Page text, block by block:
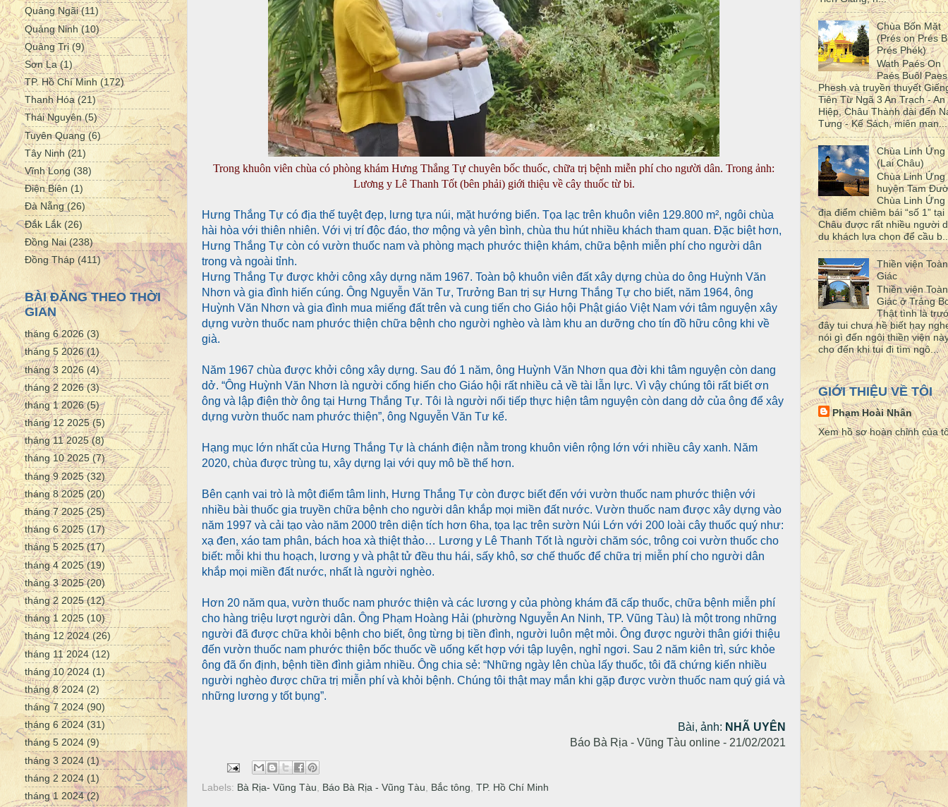
Trong khuôn viên chùa có phòng khám Hưng Thắng Tự chuyên bốc thuốc, chữa trị bệnh miễn phí cho người dân. Trong ảnh:
Lương y Lê Thanh Tốt (bên phải) giới thiệu về cây thuốc từ bi.
Hưng Thắng Tự có địa thế tuyệt đẹp, lưng tựa núi, mặt hướng biển. Tọa lạc trên khuôn viên 129.800 m², ngôi chùa
hài hòa với thiên nhiên. Với vị trí độc đáo, thơ mộng và yên bình, chùa thu hút nhiều khách tham quan. Đặc biệt hơn,
Hưng Thắng Tự còn có vườn thuốc nam và phòng mạch phước thiện khám, chữa bệnh miễn phí cho người dân
trong và ngoài tỉnh.
Hưng Thắng Tự được khởi công xây dựng năm 1967. Toàn bộ khuôn viên đất xây dựng chùa do ông Huỳnh Văn
Nhơn và gia đình hiến cúng. Ông Nguyễn Văn Tư, Trưởng Ban trị sự Hưng Thắng Tự cho biết, năm 1964, ông
Huỳnh Văn Nhơn và gia đình mua miếng đất trên và cung tiến cho Giáo hội Phật giáo Việt Nam với tâm nguyện xây
dựng vườn thuốc nam phước thiện chữa bệnh cho người nghèo và làm khu an dưỡng cho tín đồ hữu công khi về
già.
Năm 1967 chùa được khởi công xây dựng. Sau đó 1 năm, ông Huỳnh Văn Nhơn qua đời khi tâm nguyện còn dang
dở. “Ông Huỳnh Văn Nhơn là người cống hiến cho Giáo hội rất nhiều cả về tài lẫn lực. Vì vậy chúng tôi rất biết ơn
ông và lập điện thờ ông tại Hưng Thắng Tự. Tôi là người nối tiếp thực hiện tâm nguyện còn dang dở của ông để xây
dựng vườn thuốc nam phước thiện”, ông Nguyễn Văn Tư kể.
Hạng mục lớn nhất của Hưng Thắng Tự là chánh điện nằm trong khuôn viên rộng lớn với nhiều cây xanh. Năm
2020, chùa được trùng tu, xây dựng lại với quy mô bề thế hơn.
Bên cạnh vai trò là một điểm tâm linh, Hưng Thắng Tự còn được biết đến với vườn thuốc nam phước thiện với
nhiều bài thuốc gia truyền chữa bệnh cho người dân khắp mọi miền đất nước. Vườn thuốc nam được xây dựng vào
năm 1997 và cải tạo vào năm 2000 trên diện tích hơn 6ha, tọa lạc trên sườn Núi Lớn với 200 loài cây thuốc quý như:
xạ đen, xáo tam phân, bách hoa xà thiệt thảo… Lương y Lê Thanh Tốt là người chăm sóc, trông coi vườn thuốc cho
biết: mỗi khi thu hoạch, lương y và phật tử đều thu hái, sấy khô, sơ chế thuốc để chữa trị miễn phí cho người dân
khắp mọi miền đất nước, nhất là người nghèo.
Hơn 20 năm qua, vườn thuốc nam phước thiện và các lương y của phòng khám đã cấp thuốc, chữa bệnh miễn phí
cho hàng triệu lượt người dân. Ông Phạm Hoàng Hải (phường Nguyễn An Ninh, TP. Vũng Tàu) là một trong những
người đã được chữa khỏi bệnh cho biết, ông từng bị tiền đình, người luôn mệt mỏi. Ông được người thân giới thiệu
đến vườn thuốc nam phước thiện bốc thuốc về uống kết hợp với tập luyện, nghỉ ngơi. Sau 2 năm kiên trì, sức khỏe
ông đã ổn định, bệnh tiền đình giảm nhiều. Ông chia sẻ: “Những ngày lên chùa lấy thuốc, tôi đã chứng kiến nhiều
người nghèo được chữa trị miễn phí và khỏi bệnh. Chúng tôi thật may mắn khi gặp được vườn thuốc nam quý giá và
những lương y tốt bụng”.
Bài, ảnh: NHÃ UYÊN
Báo Bà Rịa - Vũng Tàu online - 21/02/2021
Labels: Bà Rịa- Vũng Tàu Báo Bà Rịa - Vũng Tàu Bắc tông TP. Hồ Chí Minh
Quảng Ngãi (11)
Quảng Ninh (10)
Quảng Trị (9)
Sơn La (1)
TP. Hồ Chí Minh (172)
Thanh Hóa (21)
Thái Nguyên (5)
Tuyên Quang (6)
Tây Ninh (21)
Vĩnh Long (38)
Điện Biên (1)
Đà Nẵng (26)
Đắk Lắk (26)
Đồng Nai (238)
Đồng Tháp (411)
BÀI ĐĂNG THEO THỜI
GIAN
tháng 6 2026 (3)
tháng 5 2026(1)
tháng 3 2026 (4)
tháng 2 2026(3)
tháng 1 2026(5)
tháng 12 2025(5)
tháng 11 2025(8)
tháng 10 2025 (7)
tháng 9 2025(32)
tháng 8 2025(20)
tháng 7 2025(25)
tháng 6 2025(17)
tháng 5 2025(17)
tháng 4 2025(19)
tháng 3 2025(20)
tháng 2 2025(12)
tháng 1 2025 (10)
tháng 12 2024(26)
tháng 11 2024 (12)
tháng 10 2024 (1)
tháng 8 2024 (2)
tháng 7 2024(90)
tháng 6 2024 (31)
tháng 5 2024 (9)
tháng 3 2024 (1)
tháng 2 2024 (1)
tháng 1 2024(2)
Chùa Bốn Mặt
(Prés on Prés
Prés Phék)
Wath Paés On
Paés Buôl Paes
Phesh và truyền thuyết
Tiên Từ Ngã 3 An Trạch - An
Hiệp, Châu Thành dài đến
Tưng - Kế Sách, miên man...
Chùa Linh Ứng
(Lai Châu)
Chùa Linh Ứng
huyện Tam
Chùa Linh Ứng
địa điểm chiêm bái “số 1” tại
Châu được rất nhiều người
du khách lựa chọn để cầu
Thiền viện Toàn
Giác
Thiền viện Toàn
Giác ở Trảng
Thật tình là
đây tui chưa hề biết hay
nói gì đến ngôi thiền viện
cho đến khi tui đi tìm ngô...
GIỚI THIỆU VỀ TÔI
Phạm Hoài Nhân
Xem hồ sơ hoàn chỉnh của